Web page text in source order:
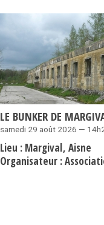
LE BUNKER DE
samedi 29 août 2026 —
Lieu : Margival Aisne
Organisateur :